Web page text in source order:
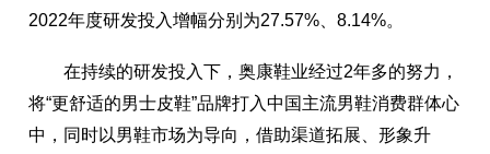
2022年度研发投入增幅分别为27.57%、8.14%。
在持续的研发投入下，奥康鞋业经过2年多的努力，
将“更舒适的男士皮鞋”品牌打入中国主流男鞋消费群体心
中，同时以男鞋市场为导向，借助渠道拓展、形象升